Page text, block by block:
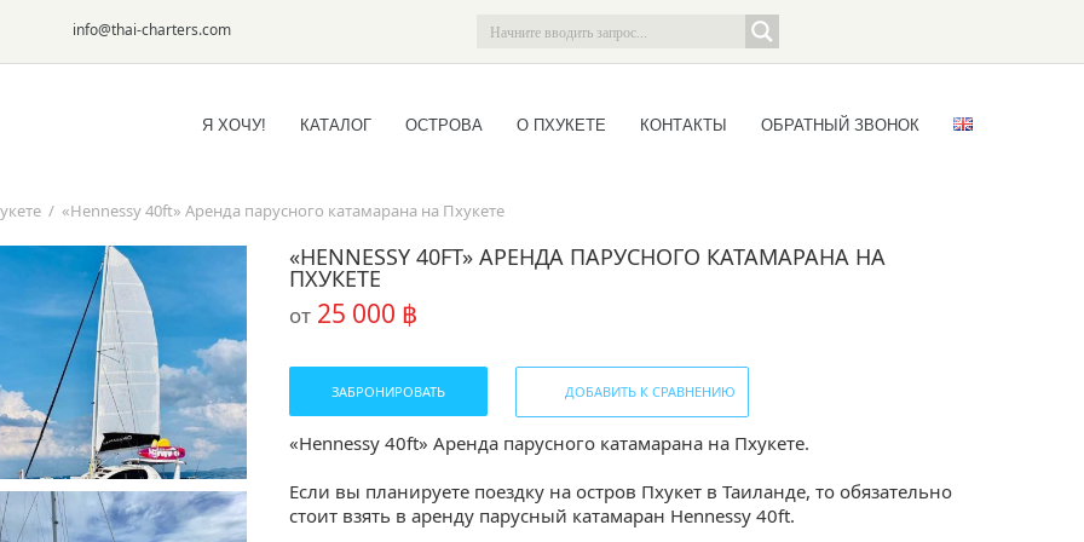
info@thai-charters.com
Я ХОЧУ! КАТАЛОГ ОСТРОВА О ПХУКЕТЕ КОНТАКТЫ ОБРАТНЫЙ ЗВОНОК
/ «Hennessy 40ft» Аренда парусного катамарана на Пхукете
«HENNESSY 40FT» АРЕНДА ПАРУСНОГО КАТАМАРАНА НА
ПХУКЕТЕ
от 25 000 ฿
ЗАБРОНИРОВАТЬ ДОБАВИТЬ К СРАВНЕНИЮ
«Hennessy 40ft» Аренда парусного катамарана на Пхукете.
Если вы планируете поездку на остров Пхукет в Таиланде, то обязательно
стоит взять в аренду парусный катамаран Hennessy 40ft.